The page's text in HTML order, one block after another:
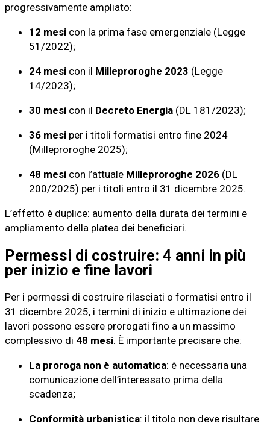
progressivamente ampliato:
12 mesi con la prima fase emergenziale (Legge
51/2022);
24 mesi con il Milleproroghe 2023 (Legge
14/2023);
30 mesi con il Decreto Energia (DL 181/2023);
36 mesi per i titoli formatisi entro fine 2024
(Milleproroghe 2025);
48 mesi con l’attuale Milleproroghe 2026 (DL
200/2025) per i titoli entro il 31 dicembre 2025.
L’effetto è duplice: aumento della durata dei termini e
ampliamento della platea dei beneficiari.
Permessi di costruire: 4 anni in più
per inizio e fine lavori
Per i permessi di costruire rilasciati o formatisi entro il
31 dicembre 2025, i termini di inizio e ultimazione dei
lavori possono essere prorogati fino a un massimo
complessivo di 48 mesi. È importante precisare che:
La proroga non è automatica: è necessaria una
comunicazione dell’interessato prima della
scadenza;
Conformità urbanistica: il titolo non deve risultare